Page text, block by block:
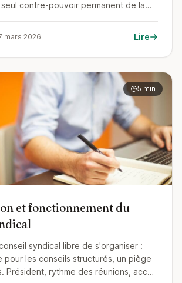
contre-pouvoir permanent de la
obligatoire, délégations), à
exercer.
mars 2026 Lire
5 min
et fonctionnement du
syndical libre de s'organiser :
pour les conseils structurés, un piège
Président, rythme des réunions, accès